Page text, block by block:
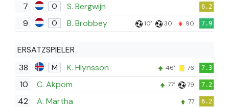
7 O S. Bergwijn 6.2
9 O B. Brobbey 10' 30' 90' 7.9
ERSATZSPIELER
38
M K. Hlynsson 46' 76' 7.3
10 C. Akpom 77' 79' 7.2
42 A. Martha 77' 6.2